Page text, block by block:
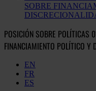
SOBRE
POSICIÓN SOBRE POLÍTICAS
FINANCIAMIENTO POLÍTICO Y
EN
FR
ES